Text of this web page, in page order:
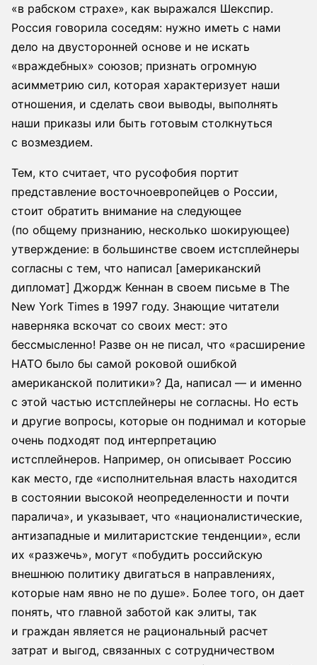
«в рабском страхе», как выражался Шекспир.
Россия говорила соседям: нужно иметь с нами
дело на двусторонней основе и не искать
«враждебных» союзов; признать огромную
асимметрию сил, которая характеризует наши
отношения, и сделать свои выводы, выполнять
наши приказы или быть готовым столкнуться
с возмездием.
Тем, кто считает, что русофобия портит
представление восточноевропейцев о России,
стоит обратить внимание на следующее
(по общему признанию, несколько шокирующее)
утверждение: в большинстве своем истсплейнеры
согласны с тем, что написал [американский
дипломат] Джордж Кеннан в своем письме в The
New York Times в 1997 году. Знающие читатели
наверняка вскочат со своих мест: это
бессмысленно! Разве он не писал, что «расширение
НАТО было бы самой роковой ошибкой
американской политики»? Да, написал — и именно
с этой частью истсплейнеры не согласны. Но есть
и другие вопросы, которые он поднимал и которые
очень подходят под интерпретацию
истсплейнеров. Например, он описывает Россию
как место, где «исполнительная власть находится
в состоянии высокой неопределенности и почти
паралича», и указывает, что «националистические,
антизападные и милитаристские тенденции», если
их «разжечь», могут «побудить российскую
внешнюю политику двигаться в направлениях,
которые нам явно не по душе». Более того, он дает
понять, что главной заботой как элиты, так
и граждан является не рациональный расчет
затрат и выгод, связанных с сотрудничеством